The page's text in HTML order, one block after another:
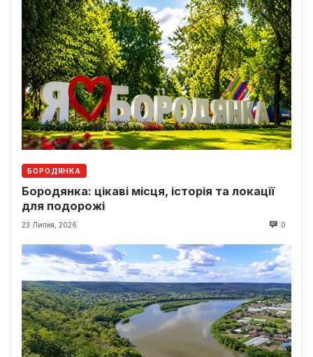
БОРОДЯНКА
Бородянка: цікаві місця, історія та локації
для подорожі
23 Липня, 2026 0